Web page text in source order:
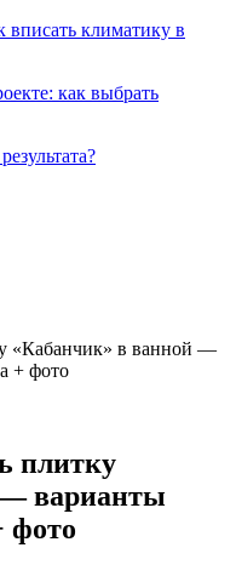
вписать климатику в
как выбрать
«Кабанчик» в ванной —
+ фото
плитку
варианты
фото